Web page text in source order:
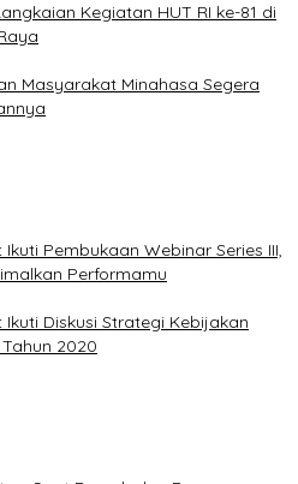
Kegiatan HUT RI ke-81 di
Masyarakat Minahasa Segera
Pembukaan Webinar Series III,
Performamu
Diskusi Strategi Kebijakan
2020